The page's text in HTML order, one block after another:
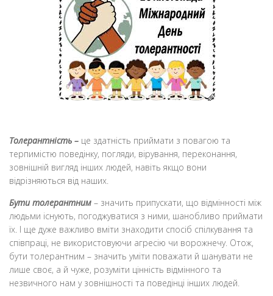
Толерантність – це здатність приймати з повагою та
терпимістю поведінку, погляди, вірування, переконання,
зовнішній вигляд інших людей, навіть якщо вони
відрізняються від наших.
Бути толерантним – значить припускати, що відмінності між
людьми існують, погоджуватися з ними, шанобливо приймати
їх. І ще дуже важливо вміти знаходити спосіб спілкування та
співпраці, не використовуючи агресію чи ворожнечу. Отож,
бути толерантним – значить уміти поважати й шанувати не
лише своє, а й чуже, розуміти цінність відмінного та
незвичного нам у зовнішності та поведінці інших людей.